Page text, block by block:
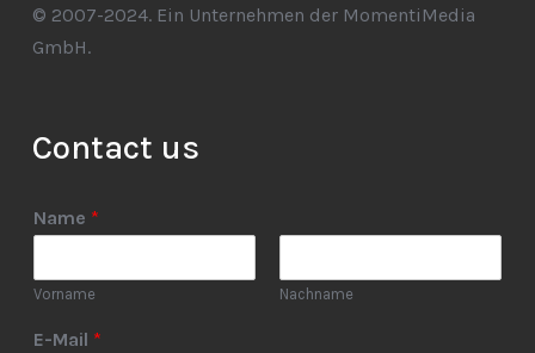
© 2007-2024. Ein Unternehmen der MomentiMedia
GmbH.
Contact us
Name *
Vorname Nachname
E-Mail *